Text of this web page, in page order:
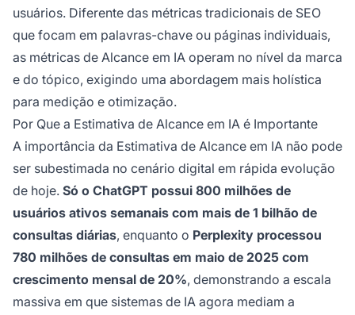
usuários. Diferente das métricas tradicionais de SEO
que focam em palavras-chave ou páginas individuais,
as métricas de Alcance em IA operam no nível da marca
e do tópico, exigindo uma abordagem mais holística
para medição e otimização.
Por Que a Estimativa de Alcance em IA é Importante
A importância da Estimativa de Alcance em IA não pode
ser subestimada no cenário digital em rápida evolução
de hoje. Só o ChatGPT possui 800 milhões de
usuários ativos semanais com mais de 1 bilhão de
consultas diárias, enquanto o Perplexity processou
780 milhões de consultas em maio de 2025 com
crescimento mensal de 20%, demonstrando a escala
massiva em que sistemas de IA agora mediam a